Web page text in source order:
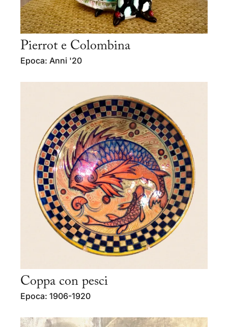
Pierrot e Colombina
Epoca: Anni '20
Coppa con pesci
Epoca: 1906-1920